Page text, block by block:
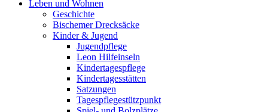
Leben und Wohnen
Geschichte
Bischemer Drecksäcke
Kinder & Jugend
Jugendpflege
Leon Hilfeinseln
Kindertagespflege
Kindertagesstätten
Satzungen
Tagespflegestützpunkt